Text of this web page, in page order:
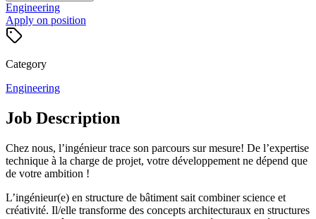
Engineering
Apply on position
Category
Engineering
Job Description
Chez nous, l’ingénieur trace son parcours sur mesure! De l’expertise
technique à la charge de projet, votre développement ne dépend que
de votre ambition !
L’ingénieur(e) en structure de bâtiment sait combiner science et
créativité. Il/elle transforme des concepts architecturaux en structures